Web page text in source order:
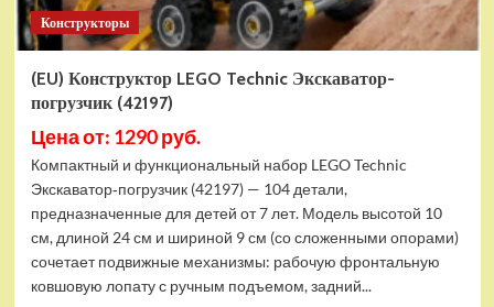
Конструкторы
(EU) Конструктор LEGO Technic Экскаватор-
погрузчик (42197)
Цена от: 1290 руб.
Компактный и функциональный набор LEGO Technic
Экскаватор‑погрузчик (42197) — 104 детали,
предназначенные для детей от 7 лет. Модель высотой 10
см, длиной 24 см и шириной 9 см (со сложенными опорами)
сочетает подвижные механизмы: рабочую фронтальную
ковшовую лопату с ручным подъемом, задний...